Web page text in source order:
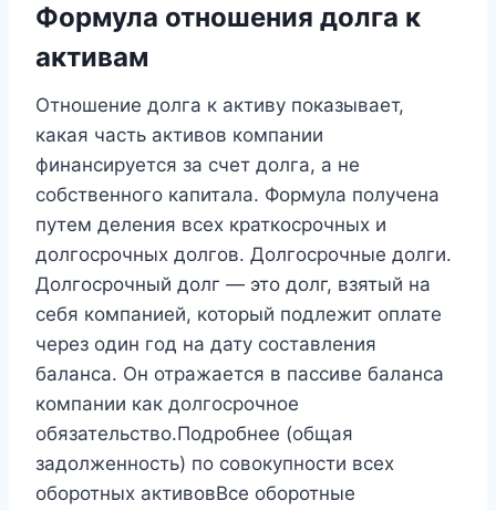
Формула отношения долга к
активам
Отношение долга к активу показывает,
какая часть активов компании
финансируется за счет долга, а не
собственного капитала. Формула получена
путем деления всех краткосрочных и
долгосрочных долгов. Долгосрочные долги.
Долгосрочный долг — это долг, взятый на
себя компанией, который подлежит оплате
через один год на дату составления
баланса. Он отражается в пассиве баланса
компании как долгосрочное
обязательство.Подробнее (общая
задолженность) по совокупности всех
оборотных активовВсе оборотные